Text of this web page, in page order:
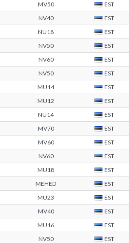
MV50 EST
NV40 EST
NU18 EST
NV50 EST
NV60
EST
NV50 EST
MU14 EST
MU12 EST
NU14 EST
MV70 EST
MV60 EST
NV60 EST
MU18 EST
MEHED EST
MU23 EST
MV40 EST
MU16 EST
NV50
EST